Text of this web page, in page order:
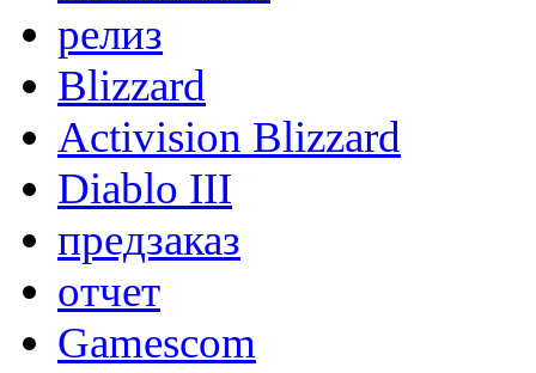
релиз
Blizzard
Activision Blizzard
Diablo III
предзаказ
отчет
Gamescom